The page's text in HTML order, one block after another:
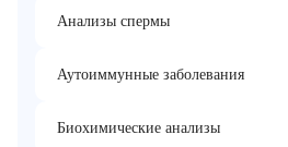
Анализы спермы
Аутоиммунные заболевания
Биохимические анализы